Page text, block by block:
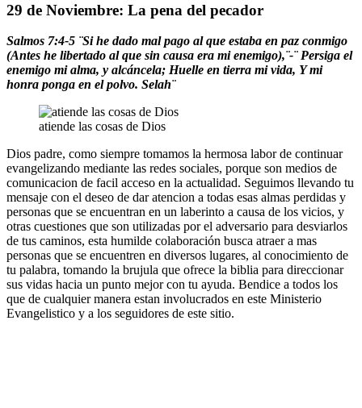
29 de Noviembre: La pena del pecador
Salmos 7:4-5 ¨Si he dado mal pago al que estaba en paz conmigo
(Antes he libertado al que sin causa era mi enemigo),¨-¨ Persiga el
enemigo mi alma, y alcáncela; Huelle en tierra mi vida, Y mi
honra ponga en el polvo. Selah¨
atiende las cosas de Dios
Dios padre, como siempre tomamos la hermosa labor de continuar
evangelizando mediante las redes sociales, porque son medios de
comunicacion de facil acceso en la actualidad. Seguimos llevando tu
mensaje con el deseo de dar atencion a todas esas almas perdidas y
personas que se encuentran en un laberinto a causa de los vicios, y
otras cuestiones que son utilizadas por el adversario para desviarlos
de tus caminos, esta humilde colaboración busca atraer a mas
personas que se encuentren en diversos lugares, al conocimiento de
tu palabra, tomando la brujula que ofrece la biblia para direccionar
sus vidas hacia un punto mejor con tu ayuda. Bendice a todos los
que de cualquier manera estan involucrados en este Ministerio
Evangelistico y a los seguidores de este sitio.